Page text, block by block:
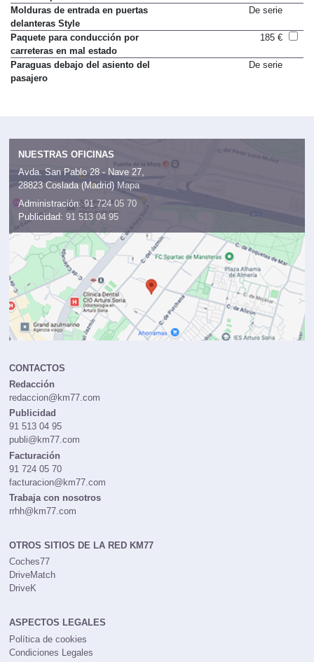
Filtro de partículas
De serie
Molduras de entrada en puertas
delanteras Style
Paquete para conducción por
carreteras en mal estado
Paraguas debajo del asiento del
NUESTRAS OFICINAS
Avda. San Pablo 28 - Nave 27,
28823 Coslada (Madrid)
Mapa
Administración:91 724 05 70
Publicidad:
CONTACTOS
Redacción
redaccion@km77.com
Publicidad
91 513 04 95
publi@km77.com
Facturación
91 724 05 70
facturacion@km77.com
Trabaja con nosotros
OTROS SITIOS DE LA RED KM77
Coches77
DriveMatch
ASPECTOS LEGALES
Política de cookies